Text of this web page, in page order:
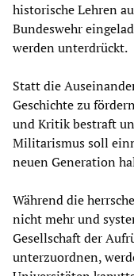
historische Lehren
Bundeswehr
werden unterdrückt.
Statt die
Geschichte zu
und Kritik bestraft
Militarismus soll
neuen Generation
Während die
nicht mehr und
Gesellschaft der
unterzuordnen,